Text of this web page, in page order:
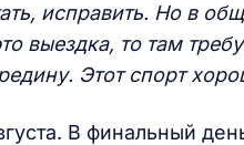
исправить. Но в
выездка, то там
Этот спорт
В финальный